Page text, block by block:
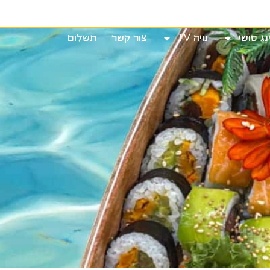
סושי נויה TV צור קשר תשלום